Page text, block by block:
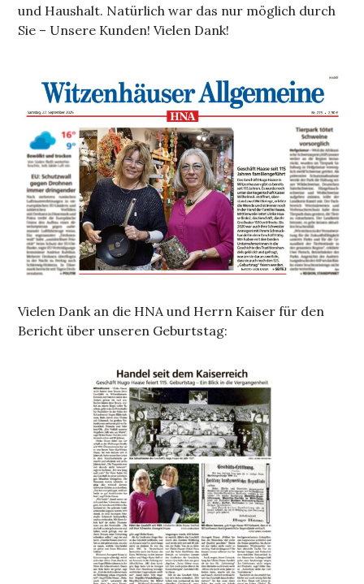
und Haushalt. Natürlich war das nur möglich durch
Sie – Unsere Kunden! Vielen Dank!
Vielen Dank an die HNA und Herrn Kaiser für den
Bericht über unseren Geburtstag: